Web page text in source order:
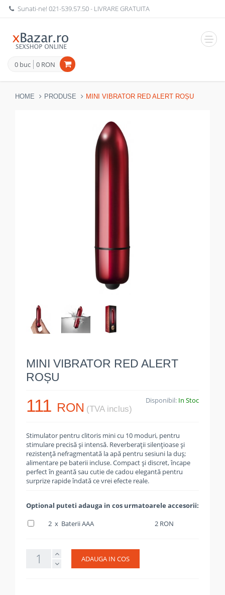
Sunati-ne!021-539.57.50- LIVRARE GRATUITA
0 buc 0 RON
HOME PRODUSE MINI VIBRATOR RED ALERT ROȘU
MINI VIBRATOR RED ALERT
ROȘU
111 RON (TVA inclus)
Disponibil: In Stoc
Stimulator pentru clitoris mini cu 10 moduri, pentru
stimulare precisă și intensă. Reverberații silențioase și
rezistență nefragmentată la apă pentru sesiuni la duș;
alimentare pe baterii incluse. Compact și discret, încape
perfect în geantă sau cutie de cadou elegantă pentru
surprize rapide îndată ce vrei efecte reale.
Optional puteti adauga in cos urmatoarele accesorii:
2 x Baterii AAA
2 RON
ADAUGA IN COS